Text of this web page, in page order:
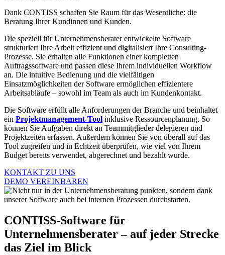
Dank CONTISS schaffen Sie Raum für das Wesentliche: die
Beratung Ihrer Kundinnen und Kunden.
Die speziell für Unternehmensberater entwickelte Software
strukturiert Ihre Arbeit effizient und digitalisiert Ihre Consulting-
Prozesse. Sie erhalten alle Funktionen einer kompletten
Auftragssoftware und passen diese Ihrem individuellen Workflow
an. Die intuitive Bedienung und die vielfältigen
Einsatzmöglichkeiten der Software ermöglichen effizientere
Arbeitsabläufe – sowohl im Team als auch im Kundenkontakt.
Die Software erfüllt alle Anforderungen der Branche und beinhaltet
ein Projektmanagement-Tool inklusive Ressourcenplanung. So
können Sie Aufgaben direkt an Teammitglieder delegieren und
Projektzeiten erfassen. Außerdem können Sie von überall auf das
Tool zugreifen und in Echtzeit überprüfen, wie viel von Ihrem
Budget bereits verwendet, abgerechnet und bezahlt wurde.
KONTAKT ZU UNS
DEMO VEREINBAREN
CONTISS-Software für
Unternehmensberater – auf jeder Strecke
das Ziel im Blick